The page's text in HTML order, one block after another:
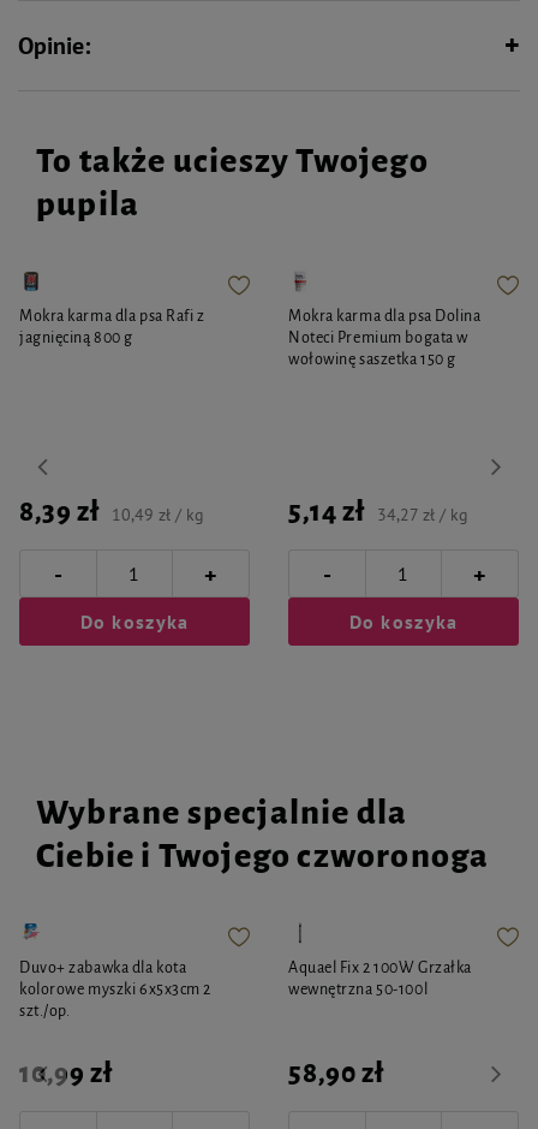
Opinie:
To także ucieszy Twojego
pupila
Mokra karma dla psa Rafi z
jagnięciną 800 g
8,39 zł 10,49 zł / kg
- +
Do koszyka
Mokra karma dla psa Dolina
Noteci Premium bogata w
wołowinę saszetka 150 g
5,14 zł 34,27 zł / kg
- +
Do koszyka
Wybrane specjalnie dla
Ciebie i Twojego czworonoga
Duvo+ zabawka dla kota
kolorowe myszki 6x5x3cm 2
szt./op.
10,99 zł
Aquael Fix 2 100W Grzałka
wewnętrzna 50-100l
58,90 zł